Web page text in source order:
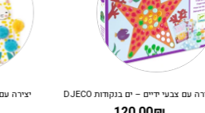
ערכת יצירה – עיצוב אופנה קרולין